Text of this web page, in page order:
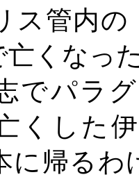
ス管内
亡くなっ
でパラ
くした
に帰る